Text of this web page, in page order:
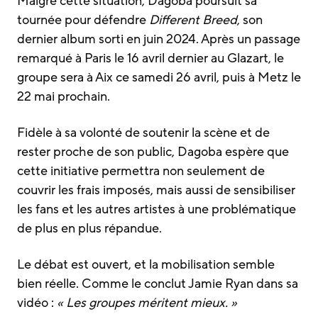
tournée pour défendre Different Breed, son
dernier album sorti en juin 2024. Après un passage
remarqué à Paris le 16 avril dernier au Glazart, le
groupe sera à Aix ce samedi 26 avril, puis à Metz le
22 mai prochain.
Fidèle à sa volonté de soutenir la scène et de
rester proche de son public, Dagoba espère que
cette initiative permettra non seulement de
couvrir les frais imposés, mais aussi de sensibiliser
les fans et les autres artistes à une problématique
de plus en plus répandue.
Le débat est ouvert, et la mobilisation semble
bien réelle. Comme le conclut Jamie Ryan dans sa
vidéo : « Les groupes méritent mieux. »